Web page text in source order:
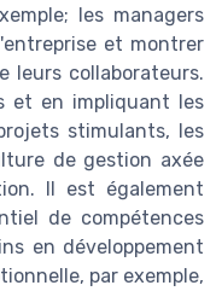
les managers
et montrer
leurs collaborateurs.
et en impliquant les
stimulants, les
de gestion axée
Il est également
de compétences
en développement
par exemple,